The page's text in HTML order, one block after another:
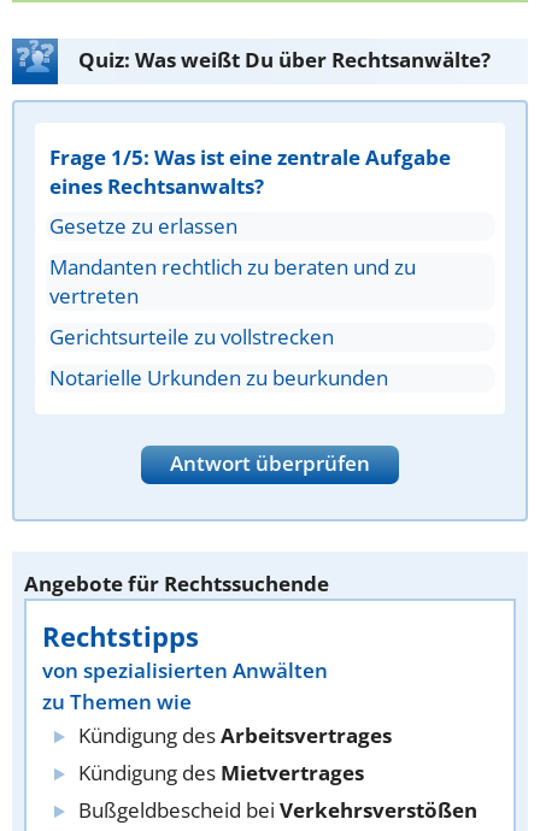
Quiz: Was weißt Du über Rechtsanwälte?
Frage 1/5: Was ist eine zentrale Aufgabe
eines Rechtsanwalts?
Gesetze zu erlassen
Mandanten rechtlich zu beraten und zu
vertreten
Gerichtsurteile zu vollstrecken
Notarielle Urkunden zu beurkunden
Antwort überprüfen
Angebote für Rechtssuchende
Rechtstipps
von spezialisierten Anwälten
zu Themen wie
Kündigung desArbeitsvertrages
Kündigung des Mietvertrages
Bußgeldbescheid bei Verkehrsverstößen